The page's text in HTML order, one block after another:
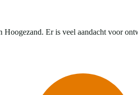
Er is veel aandacht voor